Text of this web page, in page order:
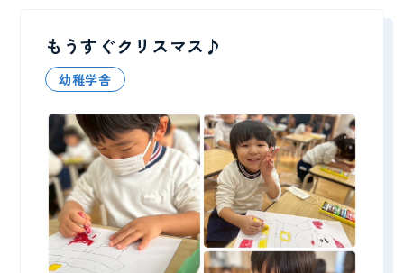
もうすぐクリスマス♪
幼稚学舎